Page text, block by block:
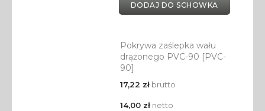
DODAJ DO SCHOWKA
Pokrywa zaślepka wału
drążonego PVC-90 [PVC-
90]
17,22 złbrutto
14,00 złnetto